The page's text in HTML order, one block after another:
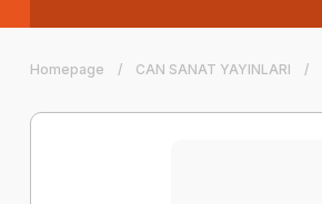
Homepage CAN SANAT YAYINLARI